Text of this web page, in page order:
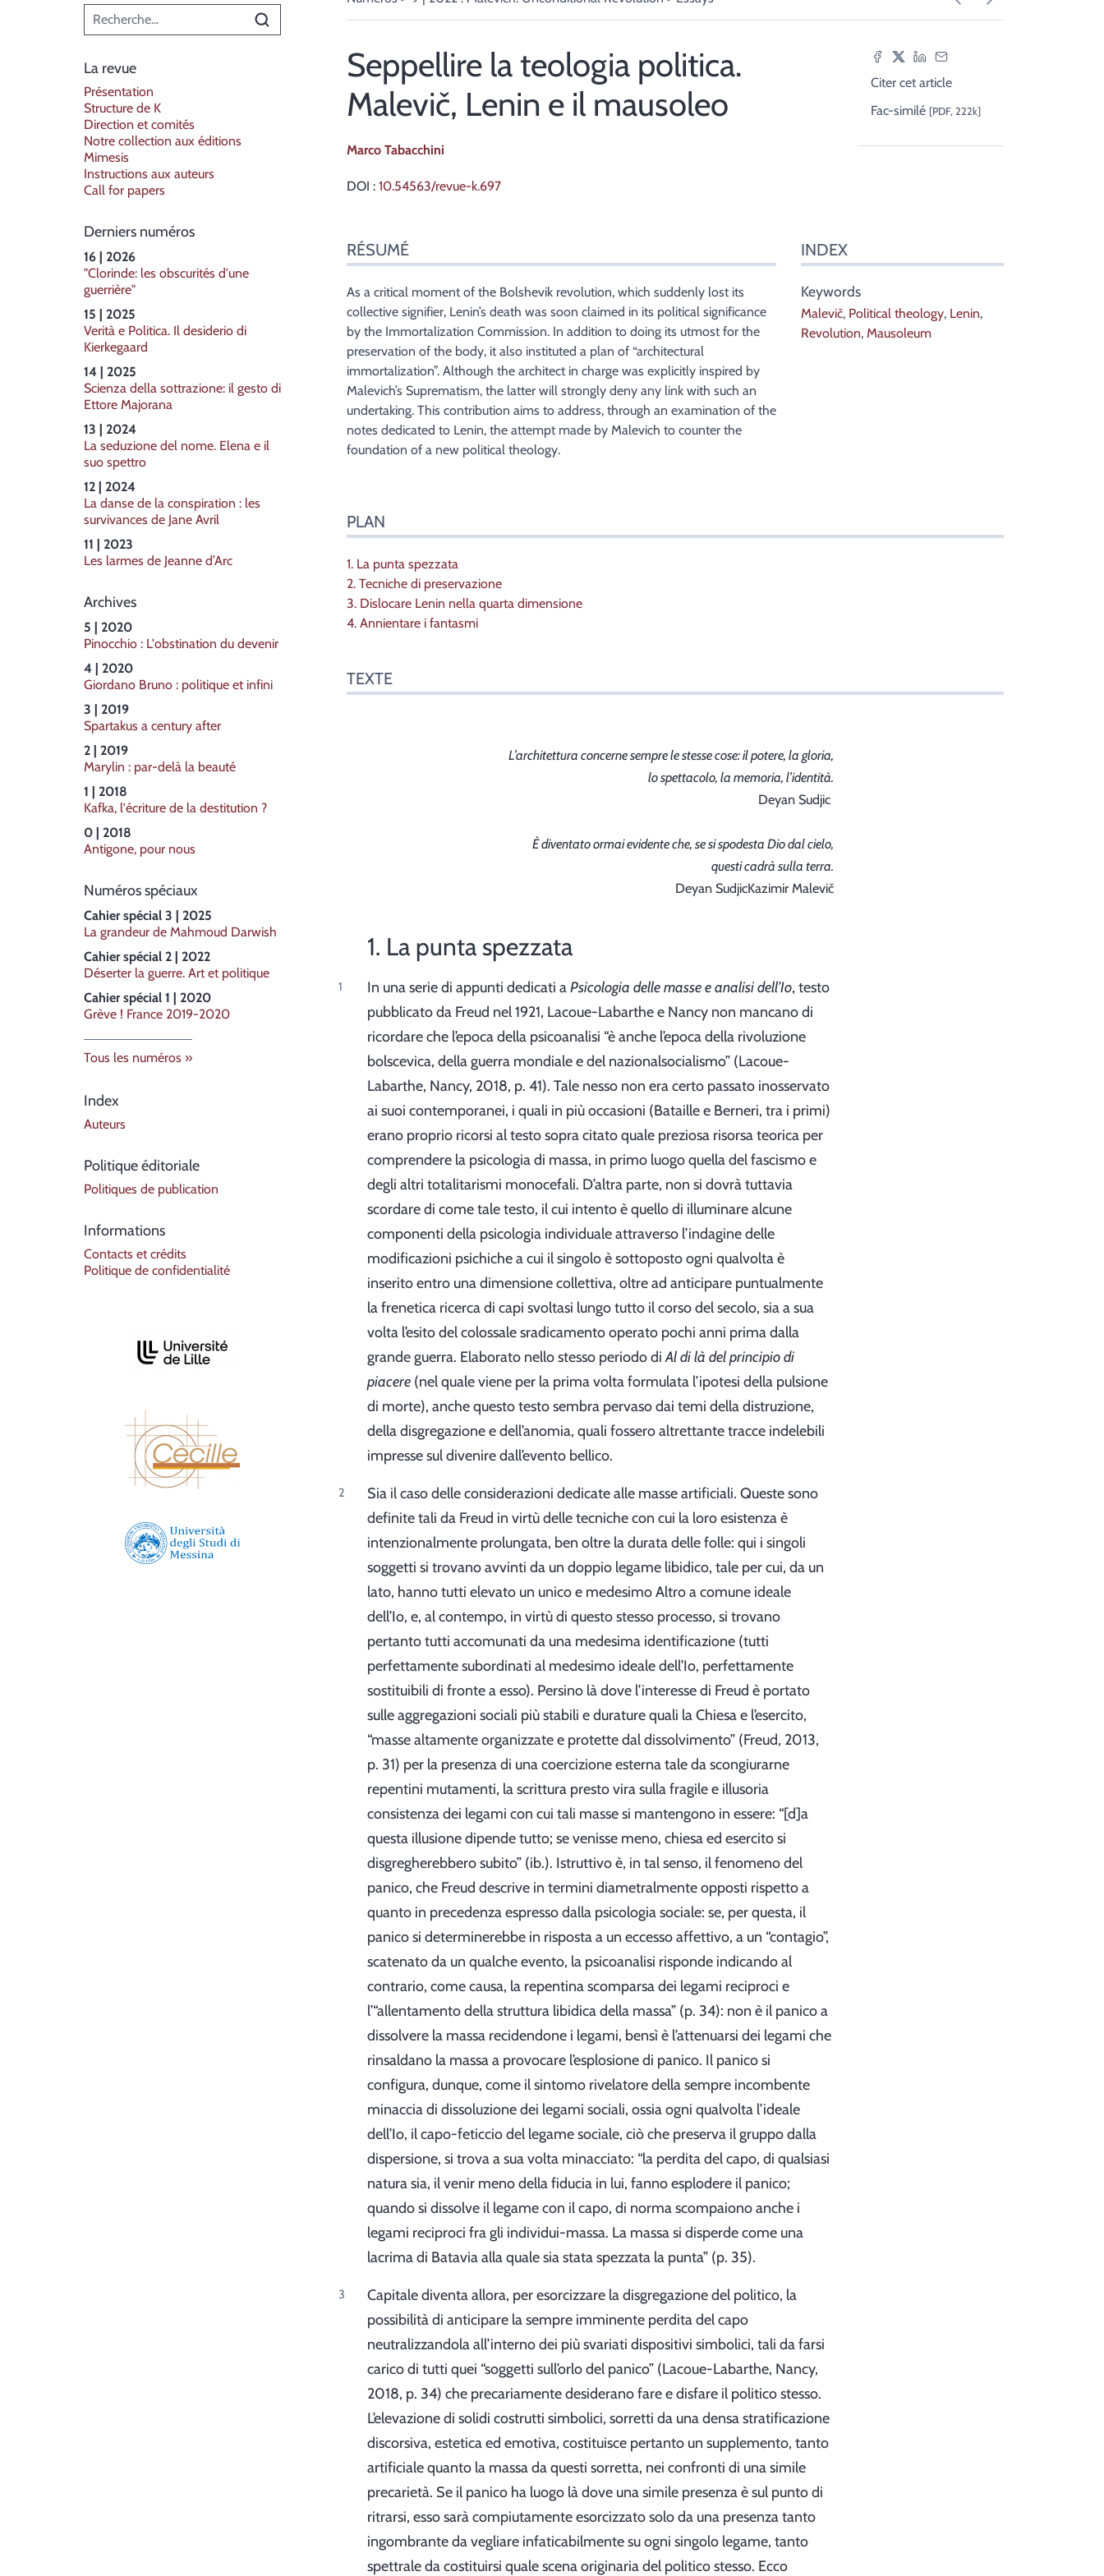
Menu principal
La revue
Présentation
Structure de K
Direction et comités
Notre collection aux éditions
Mimesis
Instructions aux auteurs
Call for papers
Derniers numéros
16 | 2026
"Clorinde: les obscurités d'une
guerrière"
15 | 2025
Verità e Politica. Il desiderio di
Kierkegaard
14 | 2025
Scienza della sottrazione: il gesto di
Ettore Majorana
13 | 2024
La seduzione del nome. Elena e il
suo spettro
12 | 2024
La danse de la conspiration : les
survivances de Jane Avril
11 | 2023
Les larmes de Jeanne d’Arc
Archives
5 | 2020
Pinocchio : L'obstination du devenir
4 | 2020
Giordano Bruno : politique et infini
3 | 2019
Spartakus a century after
2 | 2019
Marylin : par-delà la beauté
1 | 2018
Kafka, l'écriture de la destitution ?
0 | 2018
Antigone, pour nous
Numéros spéciaux
Cahier spécial 3 | 2025
La grandeur de Mahmoud Darwish
Cahier spécial 2 | 2022
Déserter la guerre. Art et politique
Cahier spécial 1 | 2020
Grève ! France 2019-2020
Tous les numéros
Index
Auteurs
Politique éditoriale
Politiques de publication
Informations
Contacts et crédits
Politique de confidentialité
Citer cet article
Fac-similé [PDF, 222k]
Seppellire la teologia politica.
Malevič, Lenin e il mausoleo
Marco Tabacchini
DOI : 10.54563/revue-k.697
Index
Plan
Texte
Bibliographie
Notes
Citer cet article
Auteur
RÉSUMÉ
As a critical moment of the Bolshevik revolution, which suddenly lost its
collective signifier, Lenin’s death was soon claimed in its political significance
by the Immortalization Commission. In addition to doing its utmost for the
preservation of the body, it also instituted a plan of “architectural
immortalization”. Although the architect in charge was explicitly inspired by
Malevich’s Suprematism, the latter will strongly deny any link with such an
undertaking. This contribution aims to address, through an examination of the
notes dedicated to Lenin, the attempt made by Malevich to counter the
foundation of a new political theology.
INDEX
Keywords
Malevič, Political theology, Lenin,
Revolution,Mausoleum
PLAN
1. La punta spezzata
2. Tecniche di preservazione
3. Dislocare Lenin nella quarta dimensione
4. Annientare i fantasmi
TEXTE
L’architettura concerne sempre le stesse cose: il potere, la gloria,
lo spettacolo, la memoria, l’identità.
Deyan Sudjic
È diventato ormai evidente che, se si spodesta Dio dal cielo,
questi cadrà sulla terra.
Deyan SudjicKazimir Malevič
1. La punta spezzata
In una serie di appunti dedicati aPsicologia delle masse e analisi dell’Io, testo
pubblicato da Freud nel 1921, Lacoue-Labarthe e Nancy non mancano di
ricordare che l’epoca della psicoanalisi “è anche l’epoca della rivoluzione
bolscevica, della guerra mondiale e del nazionalsocialismo” (Lacoue-
Labarthe, Nancy, 2018, p. 41). Tale nesso non era certo passato inosservato
ai suoi contemporanei, i quali in più occasioni (Bataille e Berneri, tra i primi)
erano proprio ricorsi al testo sopra citato quale preziosa risorsa teorica per
comprendere la psicologia di massa, in primo luogo quella del fascismo e
degli altri totalitarismi monocefali. D’altra parte, non si dovrà tuttavia
scordare di come tale testo, il cui intento è quello di illuminare alcune
componenti della psicologia individuale attraverso l’indagine delle
modificazioni psichiche a cui il singolo è sottoposto ogni qualvolta è
inserito entro una dimensione collettiva, oltre ad anticipare puntualmente
la frenetica ricerca di capi svoltasi lungo tutto il corso del secolo, sia a sua
volta l’esito del colossale sradicamento operato pochi anni prima dalla
grande guerra. Elaborato nello stesso periodo diAl di là del principio di
piacere (nel quale viene per la prima volta formulata l’ipotesi della pulsione
di morte), anche questo testo sembra pervaso dai temi della distruzione,
della disgregazione e dell’anomia, quali fossero altrettante tracce indelebili
impresse sul divenire dall’evento bellico.
Sia il caso delle considerazioni dedicate alle masse artificiali. Queste sono
definite tali da Freud in virtù delle tecniche con cui la loro esistenza è
intenzionalmente prolungata, ben oltre la durata delle folle: qui i singoli
soggetti si trovano avvinti da un doppio legame libidico, tale per cui, da un
lato, hanno tutti elevato un unico e medesimo Altro a comune ideale
dell’Io, e, al contempo, in virtù di questo stesso processo, si trovano
pertanto tutti accomunati da una medesima identificazione (tutti
perfettamente subordinati al medesimo ideale dell’Io, perfettamente
sostituibili di fronte a esso). Persino là dove l’interesse di Freud è portato
sulle aggregazioni sociali più stabili e durature quali la Chiesa e l’esercito,
“masse altamente organizzate e protette dal dissolvimento” (Freud, 2013,
p. 31) per la presenza di una coercizione esterna tale da scongiurarne
repentini mutamenti, la scrittura presto vira sulla fragile e illusoria
consistenza dei legami con cui tali masse si mantengono in essere: “[d]a
questa illusione dipende tutto; se venisse meno, chiesa ed esercito si
disgregherebbero subito” (ib.). Istruttivo è, in tal senso, il fenomeno del
panico, che Freud descrive in termini diametralmente opposti rispetto a
quanto in precedenza espresso dalla psicologia sociale: se, per questa, il
panico si determinerebbe in risposta a un eccesso affettivo, a un “contagio”,
scatenato da un qualche evento, la psicoanalisi risponde indicando al
contrario, come causa, la repentina scomparsa dei legami reciproci e
l’“allentamento della struttura libidica della massa” (p. 34): non è il panico a
dissolvere la massa recidendone i legami, bensì è l’attenuarsi dei legami che
rinsaldano la massa a provocare l’esplosione di panico. Il panico si
configura, dunque, come il sintomo rivelatore della sempre incombente
minaccia di dissoluzione dei legami sociali, ossia ogni qualvolta l’ideale
dell’Io, il capo-feticcio del legame sociale, ciò che preserva il gruppo dalla
dispersione, si trova a sua volta minacciato: “la perdita del capo, di qualsiasi
natura sia, il venir meno della fiducia in lui, fanno esplodere il panico;
quando si dissolve il legame con il capo, di norma scompaiono anche i
legami reciproci fra gli individui-massa. La massa si disperde come una
lacrima di Batavia alla quale sia stata spezzata la punta” (p. 35).
Capitale diventa allora, per esorcizzare la disgregazione del politico, la
possibilità di anticipare la sempre imminente perdita del capo
neutralizzandola all’interno dei più svariati dispositivi simbolici, tali da farsi
carico di tutti quei “soggetti sull’orlo del panico” (Lacoue-Labarthe, Nancy,
2018, p. 34) che precariamente desiderano fare e disfare il politico stesso.
L’elevazione di solidi costrutti simbolici, sorretti da una densa stratificazione
discorsiva, estetica ed emotiva, costituisce pertanto un supplemento, tanto
artificiale quanto la massa da questi sorretta, nei confronti di una simile
precarietà. Se il panico ha luogo là dove una simile presenza è sul punto di
ritrarsi, esso sarà compiutamente esorcizzato solo da una presenza tanto
ingombrante da vegliare infaticabilmente su ogni singolo legame, tanto
spettrale da costituirsi quale scena originaria del politico stesso. Ecco